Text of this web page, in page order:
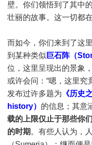
壁。你们领悟到了其中
壮丽的故事。这一切都
而如今，你们来到了这
到某种类似 巨石阵（
位，这里呈现出的景象
或许会问：“嗯，这里究
发布过许多题为 《历史
history） 的信息；其意
载的上限仅止于那些你
的时期 。有些人认为，